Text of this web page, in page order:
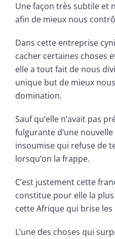
Une façon très subtile et
afin de mieux nous
Dans cette entreprise
cacher certaines choses
elle a tout fait de nous
unique but de mieux
domination.
Sauf qu’elle n’avait pas
fulgurante d’une
insoumise qui refuse de
lorsqu’on la frappe.
C’est justement cette
constitue pour elle la
cette Afrique qui brise les
L’une des choses qui